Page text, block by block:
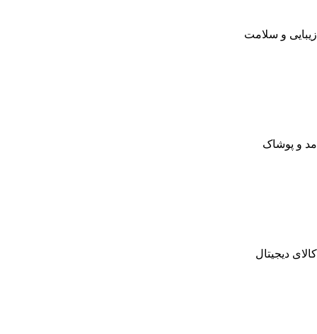
زیبایی و سلامت
مد و پوشاک
کالای دیجیتال